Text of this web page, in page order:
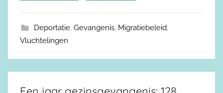
Deportatie, Gevangenis, Migratiebeleid,
Vluchtelingen